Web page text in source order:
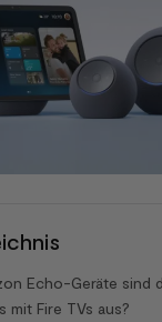
Echo-Geräte sind
mit Fire TVs aus?